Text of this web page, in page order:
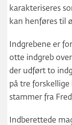
karakteriseres
kan henføres til
Indgrebene er
otte indgreb
der udført to
på tre forskellige
stammer fra
Indberettede